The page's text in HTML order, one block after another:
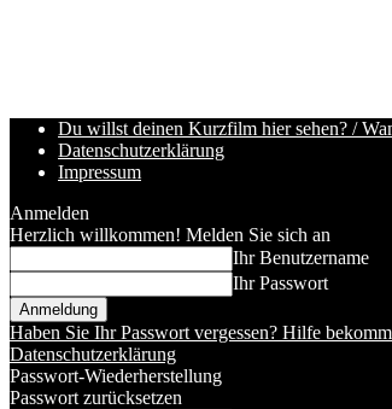
Du willst deinen Kurzfilm hier sehen? /
Datenschutzerklärung
Impressum
Anmelden
Herzlich willkommen! Melden Sie sich an
Ihr Benutzername
Ihr Passwort
Haben Sie Ihr Passwort vergessen? Hilfe
Datenschutzerklärung
Passwort-Wiederherstellung
Passwort zurücksetzen